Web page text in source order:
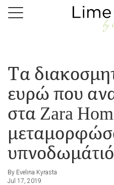
Skip
to
Τα
ευρώ που
στα Zara
By Evelina Kyrasta
Jul 17, 2019